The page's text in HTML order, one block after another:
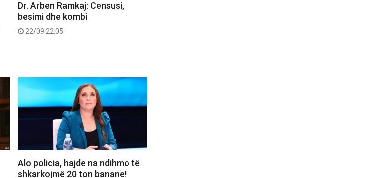
Dr. Arben Ramkaj: Censusi,
besimi dhe kombi
22/09 22:05
Alo policia, hajde na ndihmo të
shkarkojmë 20 ton banane!